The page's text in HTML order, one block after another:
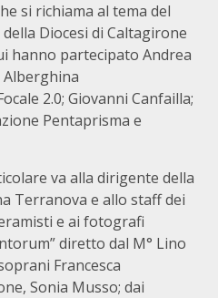
si richiama al tema del
Diocesi di Caltagirone
hanno partecipato Andrea
2.0; Giovanni Canfailla;
Pentaprisma e
va alla dirigente della
Terranova e allo staff dei
e ai fotografi
diretto dal M° Lino
Francesca
Sonia Musso; dai